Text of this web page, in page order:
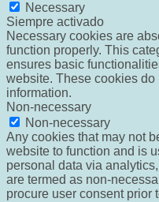
Necessary
Siempre activado
Necessary cookies are
function properly. This
ensures basic
website. These cookies do
information.
Non-necessary
Non-necessary
Any cookies that may not
website to function and is
personal data via
are termed as non-
procure user consent prior